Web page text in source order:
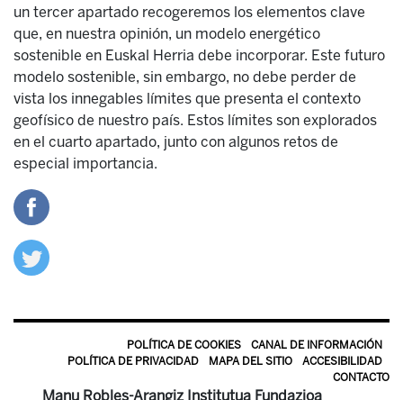
un tercer apartado recogeremos los elementos clave
que, en nuestra opinión, un modelo energético
sostenible en Euskal Herria debe incorporar. Este futuro
modelo sostenible, sin embargo, no debe perder de
vista los innegables límites que presenta el contexto
geofísico de nuestro país. Estos límites son explorados
en el cuarto apartado, junto con algunos retos de
especial importancia.
POLÍTICA DE COOKIES
CANAL DE INFORMACIÓN
POLÍTICA DE PRIVACIDAD
MAPA DEL SITIO
ACCESIBILIDAD
CONTACTO
Manu Robles-Arangiz Institutua Fundazioa